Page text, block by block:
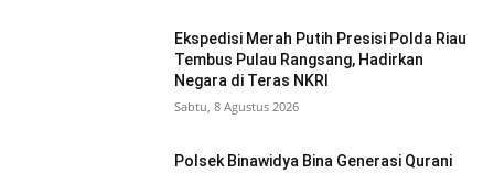
Ekspedisi Merah Putih Presisi Polda Riau
Tembus Pulau Rangsang, Hadirkan
Negara di Teras NKRI
Sabtu, 8 Agustus 2026
Polsek Binawidya Bina Generasi Qurani